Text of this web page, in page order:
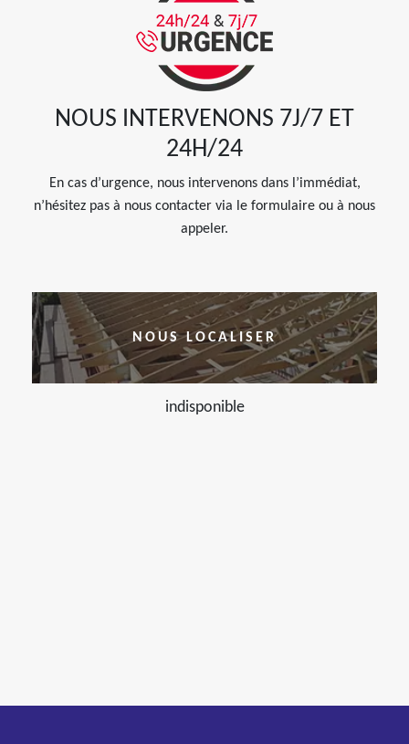
NOUS INTERVENONS 7J/7 ET
24H/24
En cas d’urgence, nous intervenons dans l’immédiat,
n’hésitez pas à nous contacter via le formulaire ou à nous
appeler.
NOUS LOCALISER
indisponible